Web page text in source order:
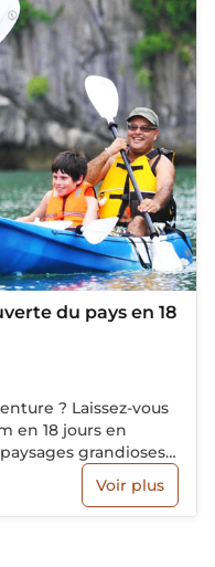
du pays en 18
? Laissez-vous
en 18 jours en
grandioses,
et architecturaux…
Voir plus